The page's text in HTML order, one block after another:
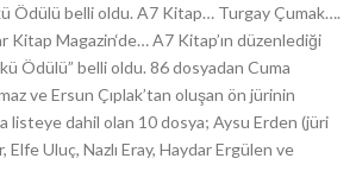
Ödülü belli oldu. A7 Kitap… Turgay Çumak….
Magazin‘de… A7 Kitap’ın düzenlediği
Ödülü” belli oldu. 86 dosyadan Cuma
ve Ersun Çıplak’tan oluşan ön jürinin
listeye dahil olan 10 dosya; Aysu Erden (jüri
Elfe Uluç, Nazlı Eray, Haydar Ergülen ve